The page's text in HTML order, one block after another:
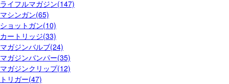
ライフルマガジン(147)
マシンガン(65)
ショットガン(10)
カートリッジ(33)
マガジンバルブ(24)
マガジンバンパー(35)
マガジンクリップ(12)
トリガー(47)